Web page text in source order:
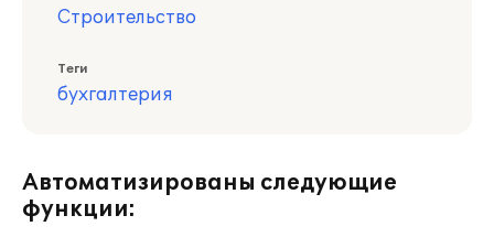
Строительство
Теги
бухгалтерия
Автоматизированы следующие
функции: